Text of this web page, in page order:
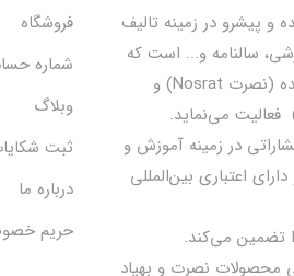
و پیشرو در زمینه تالیف
سالنامه و... است که
تحت نام‌های تجاری ثبت شده (نصرت Nosrat) و
در زمینه آموزش و
اعتباری بین‌المللی
تضمين می‌كند.
محصولات نصرت و بهیاد
فروشگاه
شماره
وبلاگ
ثبت
درباره ما
حریم